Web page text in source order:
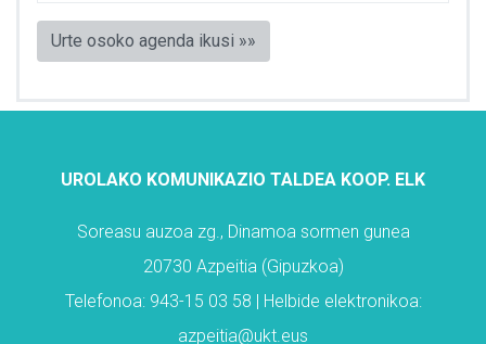
Urte osoko agenda ikusi »»
UROLAKO KOMUNIKAZIO TALDEA KOOP. ELK
Soreasu auzoa zg., Dinamoa sormen gunea
20730 Azpeitia (Gipuzkoa)
Telefonoa: 943-15 03 58 | Helbide elektronikoa:
azpeitia@ukt.eus